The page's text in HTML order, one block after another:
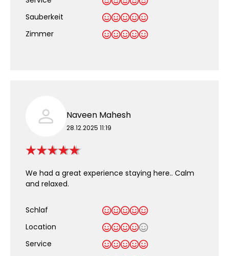
Sauberkeit
Zimmer
Naveen Mahesh
28.12.2025 11:19
We had a great experience staying here.. Calm
and relaxed.
Schlaf
Location
Service